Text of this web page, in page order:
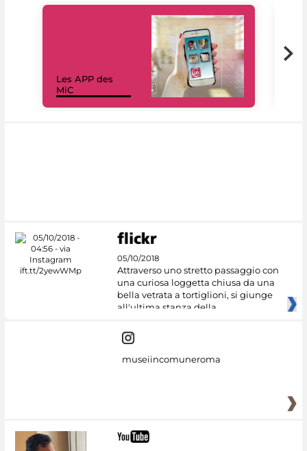
Les APP des
MiC
05/10/2018
Attraverso uno stretto passaggio con
una curiosa loggetta chiusa da una
bella vetrata a tortiglioni, si giunge
all'ultima stanza della
museiincomuneroma